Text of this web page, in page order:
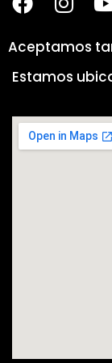
Aceptamos
Estamos